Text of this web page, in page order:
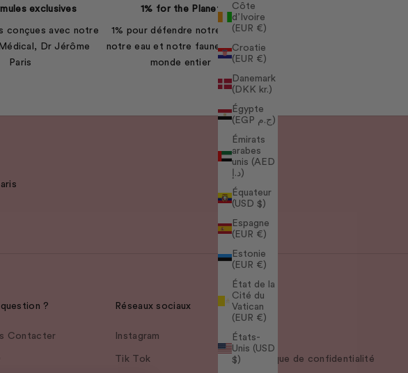
Côte
d’Ivoire
(EUR €)
Croatie
(EUR €)
Danemark
(DKK kr.)
Égypte
(EGP ج.م)
Émirats
arabes
unis (AED
د.إ)
Équateur
(USD $)
Espagne
(EUR €)
Estonie
(EUR €)
État de la
Cité du
Vatican
(EUR €)
États-
Unis (USD
$)
exclusives
conçues avec notre
Dr Jérôme
Paris
1% for the Planet
1% pour défendre notre terre,
notre eau et notre faune dans le
monde entier
?
Contacter
Réseaux sociaux
Instagram
Tik Tok
Légal
CGV
Politique de confidentialité